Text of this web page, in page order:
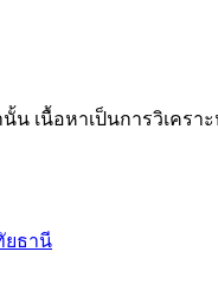
เนื้อหาเป็นการวิเคร